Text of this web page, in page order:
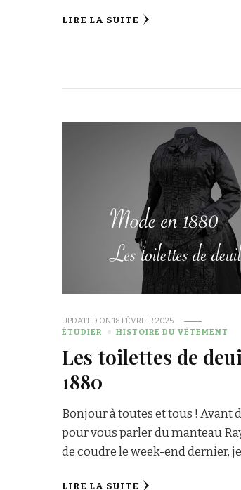
LIRE LA SUITE
UPDATED ON18 FÉVRIER 2025
ÉTUDIER
HISTOIRE DU VÊTEMENT
Les toilettes de
1880
Bonjour à toutes et tous ! Avant
pour vous parler du manteau
de coudre le week-end dernier,
LIRE LA SUITE